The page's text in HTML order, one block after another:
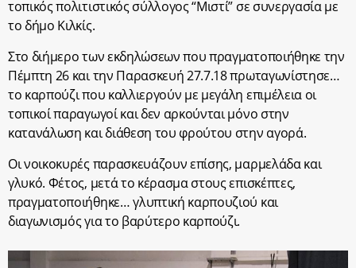
τοπικός πολιτιστικός σύλλογος “Μιστί” σε συνεργασία με
το δήμο Κιλκίς.
Στο διήμερο των εκδηλώσεων που πραγματοποιήθηκε την
Πέμπτη 26 και την Παρασκευή 27.7.18 πρωταγωνίστησε…
το καρπούζι που καλλιεργούν με μεγάλη επιμέλεια οι
τοπικοί παραγωγοί και δεν αρκούνται μόνο στην
κατανάλωση και διάθεση του φρούτου στην αγορά.
Οι νοικοκυρές παρασκευάζουν επίσης, μαρμελάδα και
γλυκό. Φέτος, μετά το κέρασμα στους επισκέπτες,
πραγματοποιήθηκε… γλυπτική καρπουζιού και
διαγωνισμός για το βαρύτερο καρπούζι.